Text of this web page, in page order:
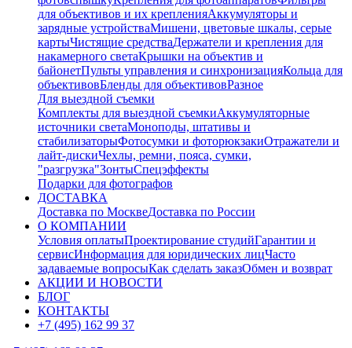
для объективов и их крепленияАккумуляторы и
зарядные устройстваМишени, цветовые шкалы, серые
картыЧистящие средстваДержатели и крепления для
накамерного светаКрышки на объектив и
байонетПульты управления и синхронизацияКольца для
объективовБленды для объективовРазное
Для выездной съемки
Комплекты для выездной съемкиАккумуляторные
источники светаМоноподы, штативы и
стабилизаторыФотосумки и фоторюкзакиОтражатели и
лайт-дискиЧехлы, ремни, пояса, сумки,
"разгрузка"ЗонтыСпецэффекты
Подарки для фотографов
ДОСТАВКА
Доставка по МосквеДоставка по России
О КОМПАНИИ
Условия оплатыПроектирование студийГарантии и
сервисИнформация для юридических лицЧасто
задаваемые вопросыКак сделать заказОбмен и возврат
АКЦИИ И НОВОСТИ
БЛОГ
КОНТАКТЫ
+7 (495) 162 99 37